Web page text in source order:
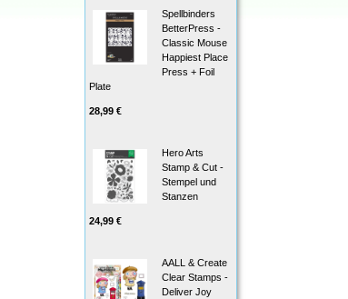
Spellbinders
BetterPress -
Classic Mouse
Happiest Place
Press + Foil
Plate
28,99 €
Hero Arts
Stamp & Cut -
Stempel und
Stanzen
24,99 €
AALL & Create
Clear Stamps -
Deliver Joy